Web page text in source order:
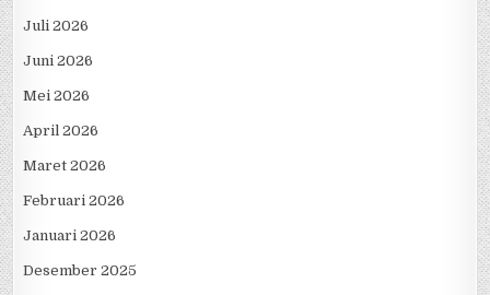
Juli 2026
Juni 2026
Mei 2026
April 2026
Maret 2026
Februari 2026
Januari 2026
Desember 2025